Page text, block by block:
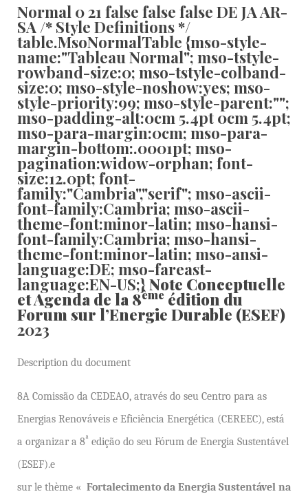
Normal 0 21 false false false DE JA AR-
SA /* Style Definitions */
table.MsoNormalTable {mso-style-
name:"Tableau Normal"; mso-tstyle-
rowband-size:0; mso-tstyle-colband-
size:0; mso-style-noshow:yes; mso-
style-priority:99; mso-style-parent:"";
mso-padding-alt:0cm 5.4pt 0cm 5.4pt;
mso-para-margin:0cm; mso-para-
margin-bottom:.0001pt; mso-
pagination:widow-orphan; font-
size:12.0pt; font-
family:"Cambria","serif"; mso-ascii-
font-family:Cambria; mso-ascii-
theme-font:minor-latin; mso-hansi-
font-family:Cambria; mso-hansi-
theme-font:minor-latin; mso-ansi-
language:DE; mso-fareast-
language:EN-US;} Note Conceptuelle
et Agenda de la 8ème édition du
Forum sur l’Energie Durable (ESEF)
2023
Description du document
8A Comissão da CEDEAO, através do seu Centro para as
Energias Renováveis e Eficiência Energética (CEREEC), está
a organizar a 8ª edição do seu Fórum de Energia Sustentável
(ESEF).e
sur le thème « Fortalecimento da Energia Sustentável na